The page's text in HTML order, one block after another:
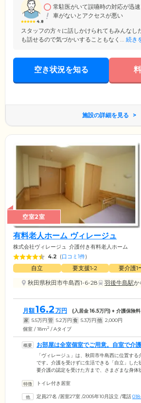
は、見渡す限りの青い空と豊かな田園風景が広
地。季節ごとに草木や花々はに表情を変え、四
けます。
4.8
常駐医がいて誤嚥時の対応が迅速
車がないとアクセスが悪い
スタッフの方々に話しかけられてもみんなし
も話せるので気づかいすることもなく... 続き
空き状況を知る
施設の詳細を見る
空室2室
有料老人ホーム ヴィレージュ
株式会社ヴィレージュ 介護付き有料老人ホーム
4.2 (口コミ1件)
自立 要支援1•2 要介護1
秋田県秋田市牛島西1-6-28
羽後牛島駅か
月額16.2 万円 (入居金16.5万円) + 介護保険料
家 5.5万円 管 5.2万円 食 5.3万円 他 2,000円
個室 / 18m2 / Aタイプ
お部屋は全室個室でご用意。自室で介
「ヴィレージュ」は、秋田市牛島西に位置す
です。介護を受けずに生活できる「自立」した
要介護の認定を受けた方まで、さまざまな身体
イバシーの保たれた空間で、必要な介護サービ
なくし、各所に手すりを取り付けているので、
トイレ付き居室
定員27名 /居室27室 /2005年10月設立 /電話